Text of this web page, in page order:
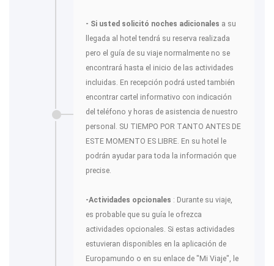
- Si usted solicitó noches adicionales a su
llegada al hotel tendrá su reserva realizada
pero el guía de su viaje normalmente no se
encontrará hasta el inicio de las actividades
incluidas. En recepción podrá usted también
encontrar cartel informativo con indicación
del teléfono y horas de asistencia de nuestro
personal. SU TIEMPO POR TANTO ANTES DE
ESTE MOMENTO ES LIBRE. En su hotel le
podrán ayudar para toda la información que
precise.
-Actividades opcionales : Durante su viaje,
es probable que su guía le ofrezca
actividades opcionales. Si estas actividades
estuvieran disponibles en la aplicación de
Europamundo o en su enlace de "Mi Viaje", le